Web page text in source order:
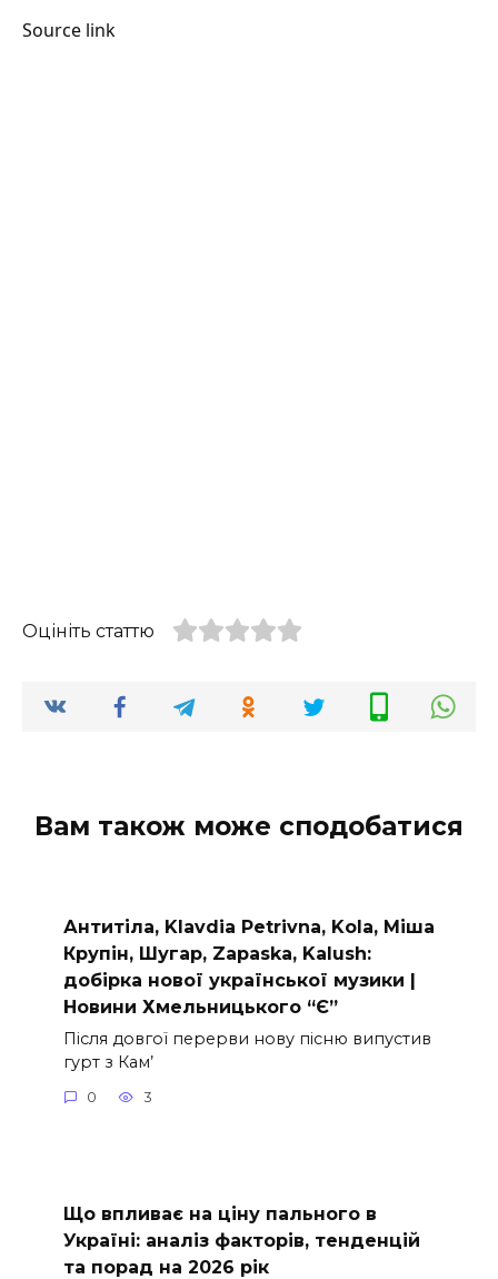
Source link
Оцініть статтю
Вам також може сподобатися
Антитіла, Klavdia Petrivna, Kola, Міша
Крупін, Шугар, Zapaska, Kalush:
добірка нової української музики |
Новини Хмельницького “Є”
Після довгої перерви нову пісню випустив
гурт з Кам’
0 3
Що впливає на ціну пального в
Україні: аналіз факторів, тенденцій
та порад на 2026 рік